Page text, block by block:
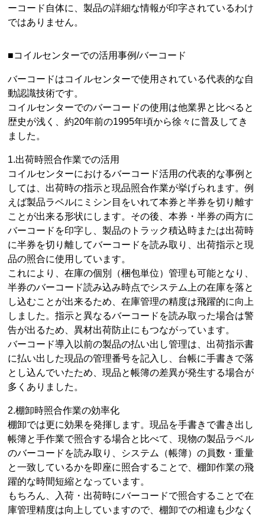
ーコード自体に、製品の詳細な情報が印字されているわけ
ではありません。
■コイルセンターでの活用事例/バーコード
バーコードはコイルセンターで使用されている代表的な自
動認識技術です。
コイルセンターでのバーコードの使用は他業界と比べると
歴史が浅く、約20年前の1995年頃から徐々に普及してき
ました。
1.出荷時照合作業での活用
コイルセンターにおけるバーコード活用の代表的な事例と
しては、出荷時の指示と現品照合作業が挙げられます。例
えば製品ラベルにミシン目をいれて本券と半券を切り離す
ことが出来る形状にします。その後、本券・半券の両方に
バーコードを印字し、製品のトラック積込時または出荷時
に半券を切り離してバーコードを読み取り、出荷指示と現
品の照合に使用しています。
これにより、在庫の個別（梱包単位）管理も可能となり、
半券のバーコード読み込み時点でシステム上の在庫を落と
し込むことが出来るため、在庫管理の精度は飛躍的に向上
しました。指示と異なるバーコードを読み取った場合は警
告が出るため、異材出荷防止にもつながっています。
バーコード導入以前の製品の払い出し管理は、出荷指示書
に払い出した現品の管理番号を記入し、台帳に手書きで落
とし込んでいたため、現品と帳簿の差異が発生する場合が
多くありました。
2.棚卸時照合作業の効率化
棚卸では更に効果を発揮します。現品を手書きで書き出し
帳簿と手作業で照合する場合と比べて、現物の製品ラベル
のバーコードを読み取り、システム（帳簿）の員数・重量
と一致しているかを即座に照合することで、棚卸作業の飛
躍的な時間短縮となっています。
もちろん、入荷・出荷時にバーコードで照合することで在
庫管理精度は向上していますので、棚卸での相違も少なく